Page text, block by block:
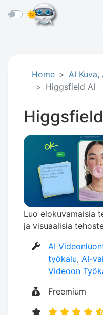
☰
Home AI Kuva,
Higgsfield AI
Luo elokuvamaisia
ja visuaalisia
AI
työkalu, AI-
Videoon
Freemium